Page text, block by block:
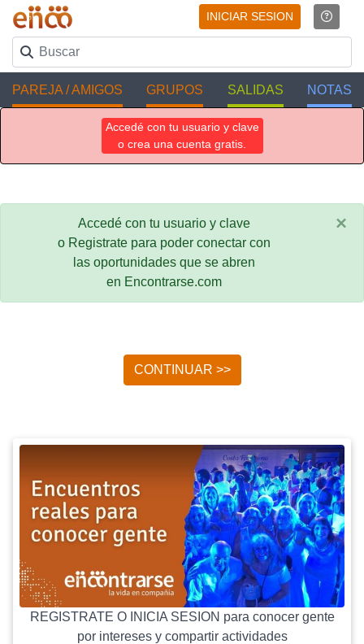
INICIAR SESION
PAREJA / AMIGOS GRUPOS SALIDAS NOTAS
Accedé con tu usuario y clave
o crea una cuenta gratis.
Accedé con tu usuario y clave
o Registrate para poder conectar con
las oportunidades que se abren
en Encontrarse.com
×
CONTINUAR >>
REGISTRATE O INICIA SESION para conocer gente
por intereses y compartir actividades